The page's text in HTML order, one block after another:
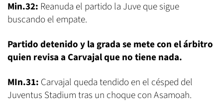
Min.32: Reanuda el partido la Juve que sigue
buscando el empate.
Partido detenido y la grada se mete con el árbitro
quien revisa a Carvajal que no tiene nada.
MIn.31: Carvajal queda tendido en el césped del
Juventus Stadium tras un choque con Asamoah.